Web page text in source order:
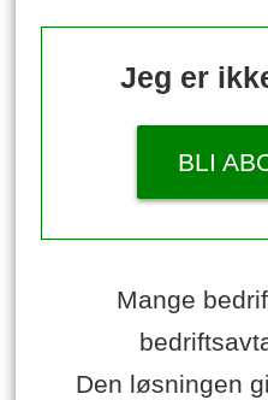
Jeg er
BLI
Mange
Den løsningen